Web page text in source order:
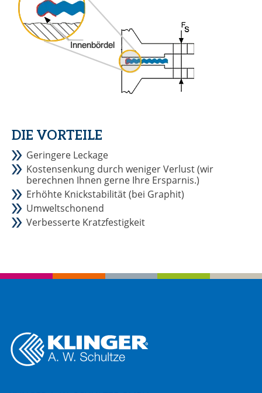
DIE VORTEILE
Geringere Leckage
Kostensenkung durch weniger Verlust (wir
berechnen Ihnen gerne Ihre Ersparnis.)
Erhöhte Knickstabilität (bei Graphit)
Umweltschonend
Verbesserte Kratzfestigkeit